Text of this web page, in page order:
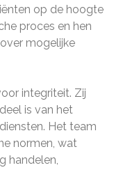
op de hoogte
proces en hen
mogelijke
integriteit. Zij
is van het
Het team
normen, wat
handelen,